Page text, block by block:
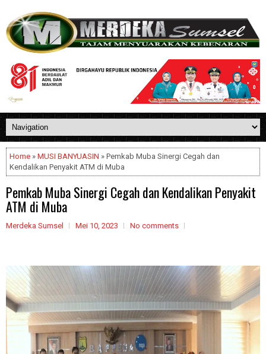
Home » MUSI BANYUASIN » Pemkab Muba Sinergi Cegah dan
Kendalikan Penyakit ATM di Muba
Pemkab Muba Sinergi Cegah dan Kendalikan Penyakit
ATM di Muba
Merdeka Sumsel Mei 10, 2023 No comments